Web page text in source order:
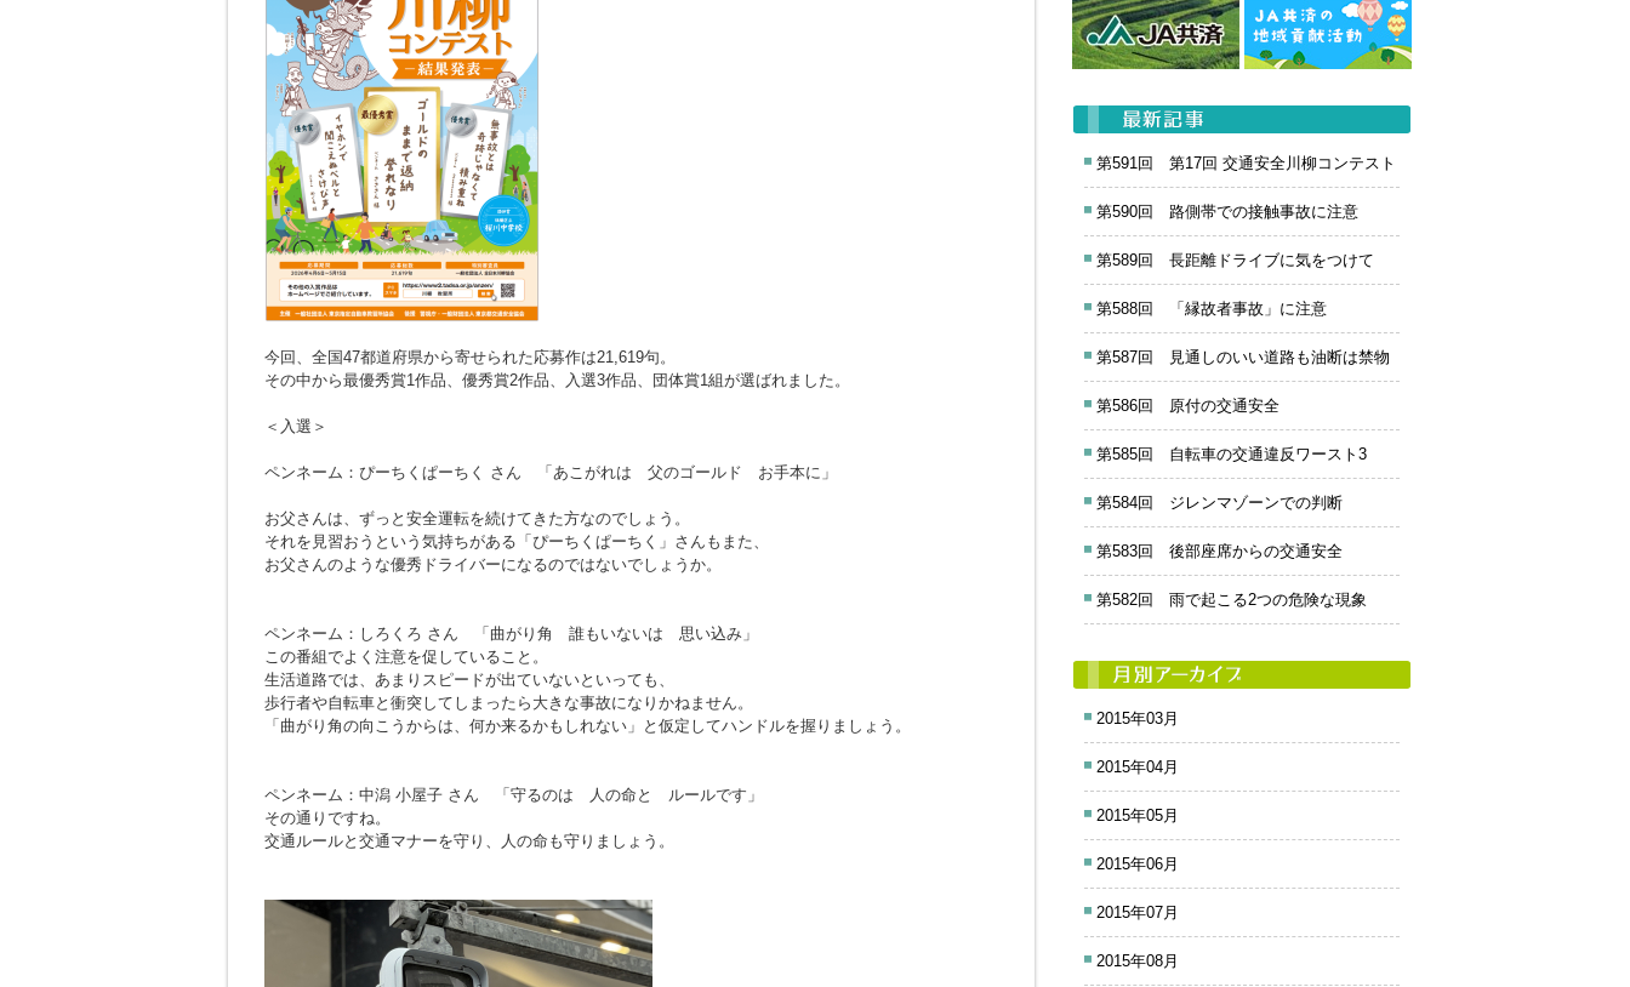
今回、全国47都道府県から寄せられた応募作は21,619句。
その中から最優秀賞1作品、優秀賞2作品、入選3作品、団体賞1組が選ばれました。
＜入選＞
ペンネーム：ぴーちくぱーちく さん 「あこがれは 父のゴールド お手本に」
お父さんは、ずっと安全運転を続けてきた方なのでしょう。
それを見習おうという気持ちがある「ぴーちくぱーちく」さんもまた、
お父さんのような優秀ドライバーになるのではないでしょうか。
ペンネーム：しろくろ さん
「曲がり角 誰もいないは 思い込み」
この番組でよく注意を促していること。
生活道路では、あまりスピードが出ていないといっても、
歩行者や自転車と衝突してしまったら大きな事故になりかねません。
「曲がり角の向こうからは、何か来るかもしれない」と仮定してハンドルを握りましょう。
ペンネーム：中潟 小屋子 さん 「 守るのは 人の命と ルールです」
その通りですね。
交通ルールと交通マナーを守り、人の命も守りましょう。
第591回 第17回 交通安全川柳コンテスト
第590回 路側帯での接触事故に注意
第589回 長距離ドライブに気をつけて
第588回 「縁故者事故」に注意
第587回 見通しのいい道路も油断は禁物
第586回 原付の交通安全
第585回 自転車の交通違反ワースト3
第584回 ジレンマゾーンでの判断
第583回 後部座席からの交通安全
第582回 雨で起こる2つの危険な現象
2015年03月
2015年04月
2015年05月
2015年06月
2015年07月
2015年08月